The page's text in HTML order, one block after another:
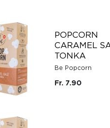
POPCORN
CARAMEL
TONKA
Be Popcorn
Fr. 7.90